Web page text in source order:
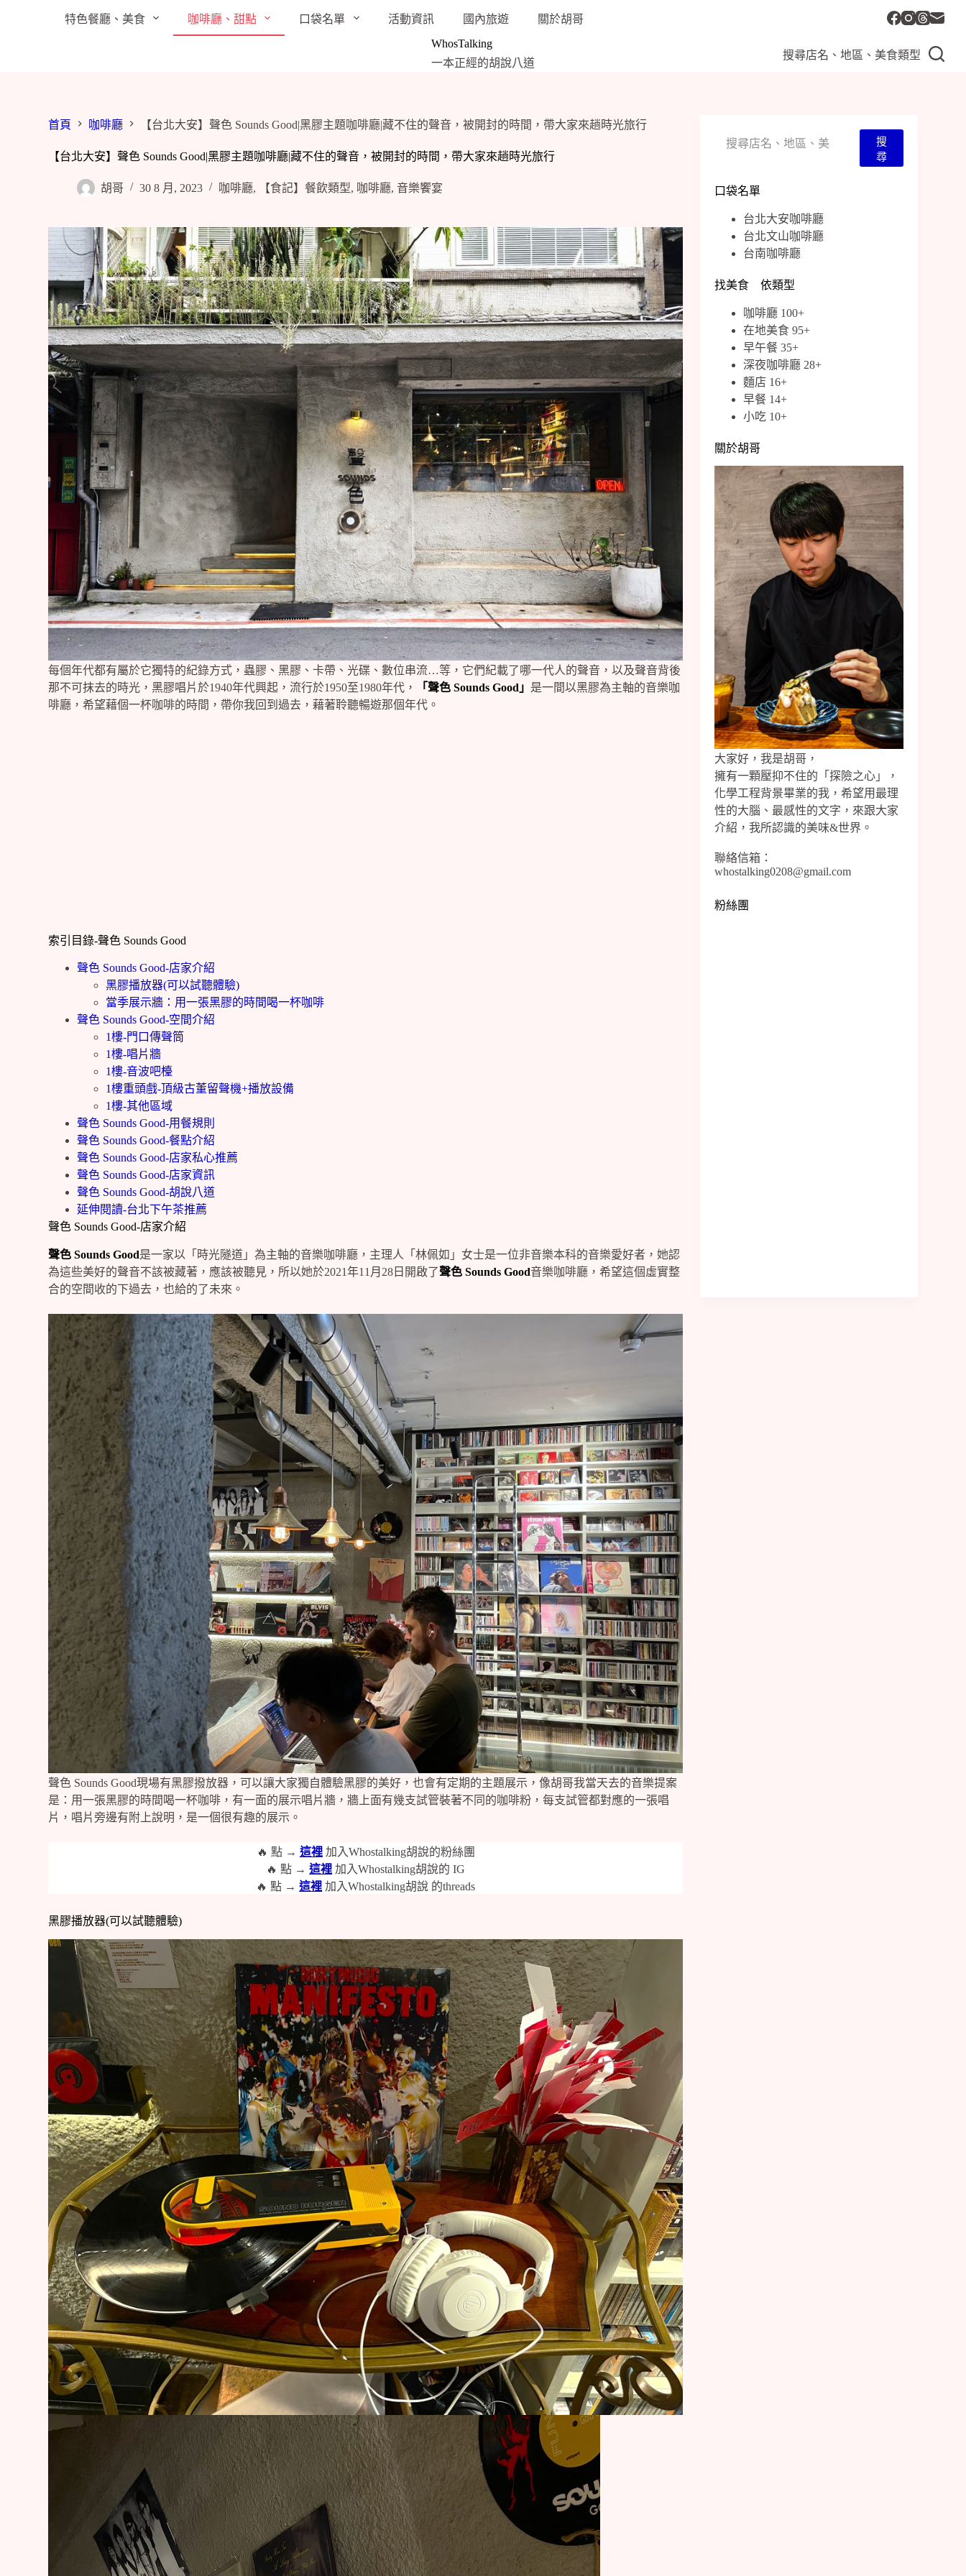
特色餐廳、美食 咖啡廳、甜點 口袋名單 活動資訊 國內旅遊
關於胡哥
WhosTalking
一本正經的胡說八道
搜尋店名、地區、美食類型
首頁 咖啡廳 【台北大安】聲色 Sounds Good|黑膠主題咖啡廳|藏不住的聲音，被開封的時間，帶大家來趟時光旅行
【台北大安】聲色 Sounds Good|黑膠主題咖啡廳|藏不住的聲音，被開封的時間，帶大家來趟時光旅行
胡哥 30 8 月, 2023 咖啡廳, 【食記】餐飲類型, 咖啡廳, 音樂饗宴
每個年代都有屬於它獨特的紀錄方式，蟲膠、黑膠、卡帶、光碟、數位串流…等，它們紀載了哪一代人的聲音，以及聲音背後
那不可抹去的時光，黑膠唱片於1940年代興起，流行於1950至1980年代，
「聲色 Sounds Good」 是一間以黑膠為主軸的音樂咖
啡廳，希望藉個一杯咖啡的時間，帶你我回到過去，藉著聆聽暢遊那個年代。
索引目錄-聲色 Sounds Good
聲色 Sounds Good-店家介紹
黑膠播放器(可以試聽體驗)
當季展示牆：用一張黑膠的時間喝一杯咖啡
聲色 Sounds Good-空間介紹
1樓-門口傳聲筒
1樓-唱片牆
1樓-音波吧檯
1樓重頭戲-頂級古董留聲機+播放設備
1樓-其他區域
聲色 Sounds Good-用餐規則
聲色 Sounds Good-餐點介紹
聲色 Sounds Good-店家私心推薦
聲色 Sounds Good-店家資訊
聲色 Sounds Good-胡說八道
延伸閱讀-台北下午茶推薦
聲色 Sounds Good-店家介紹
聲色 Sounds Good是一家以「時光隧道」為主軸的音樂咖啡廳，主理人「林佩如」女士是一位非音樂本科的音樂愛好者，她認
為這些美好的聲音不該被藏著，應該被聽見，所以她於2021年11月28日開啟了聲色 Sounds Good音樂咖啡廳，希望這個虛實整
合的空間收的下過去，也給的了未來。
聲色 Sounds Good現場有黑膠撥放器，可以讓大家獨自體驗黑膠的美好，也會有定期的主題展示，像胡哥我當天去的音樂提案
是：用一張黑膠的時間喝一杯咖啡，有一面的展示唱片牆，牆上面有幾支試管裝著不同的咖啡粉，每支試管都對應的一張唱
片，唱片旁邊有附上說明，是一個很有趣的展示。
🔥 點 → 這裡加入Whostalking胡說的粉絲團
🔥 點 →這裡 加入Whostalking胡說的 IG
🔥 點 → 這裡 加入Whostalking胡說 的threads
黑膠播放器(可以試聽體驗)
搜
尋
口袋名單
台北大安咖啡廳
台北文山咖啡廳
台南咖啡廳
找美食 依類型
咖啡廳 100+
在地美食 95+
早午餐 35+
深夜咖啡廳 28+
麵店 16+
早餐 14+
小吃 10+
關於胡哥
大家好，我是胡哥，
擁有一顆壓抑不住的「探險之心」，
化學工程背景畢業的我，希望用最理
性的大腦、最感性的文字，來跟大家
介紹，我所認識的美味&世界。
聯絡信箱：
whostalking0208@gmail.com
粉絲團